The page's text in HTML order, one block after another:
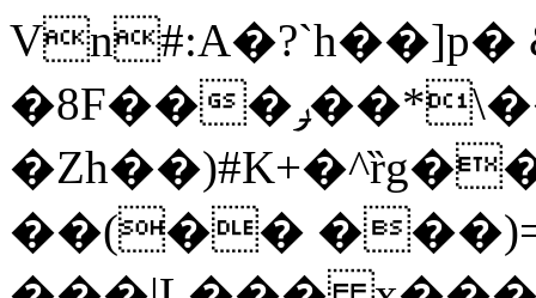
Vn#:A�?`h��]p�
�8F���ݛ��*\��U��S
��(��